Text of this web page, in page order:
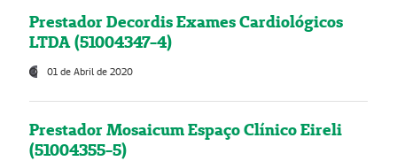
Prestador Decordis Exames Cardiológicos
LTDA (51004347-4)
01 de Abril de 2020
Prestador Mosaicum Espaço Clínico Eireli
(51004355-5)